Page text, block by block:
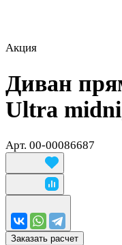
Акция
Диван
Ultra
Арт. 00-00086687
Заказать расчет